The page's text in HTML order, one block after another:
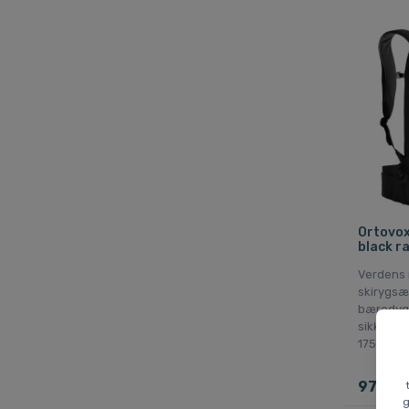
black
Verdens
sikker.
175 cm.
970